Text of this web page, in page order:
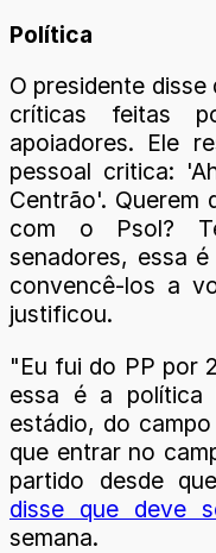
Política
O presidente
críticas feitas
apoiadores. Ele
pessoal critica:
Centrão'. Querem
com o Psol?
senadores, essa
convencê-los a
justificou.
"Eu fui do PP por
essa é a política
estádio, do
que entrar no
partido desde
disse que deve
semana.